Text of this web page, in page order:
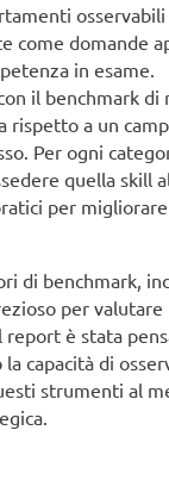
come domande
in esame.
il benchmark
a un
Per ogni
quella skill
per
di benchmark,
per valutare
è stata
capacità di
strumenti al